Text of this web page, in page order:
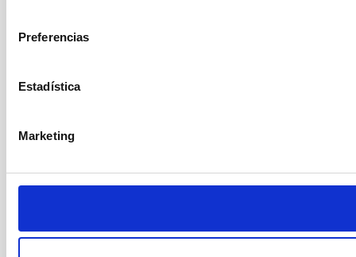
Preferencias
Estadística
Marketing